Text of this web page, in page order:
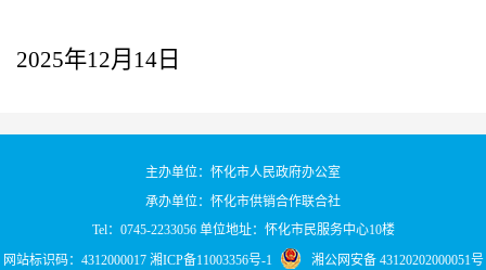
2025年12月 14 日
主办单位：怀化市人民政府办公室
承办单位：怀化市供销合作联合社
Tel：0745-2233056 单位地址：怀化市民服务中心10楼
网站标识码：4312000017 湘ICP备11003356号-1
湘公网安备 43120202000051号